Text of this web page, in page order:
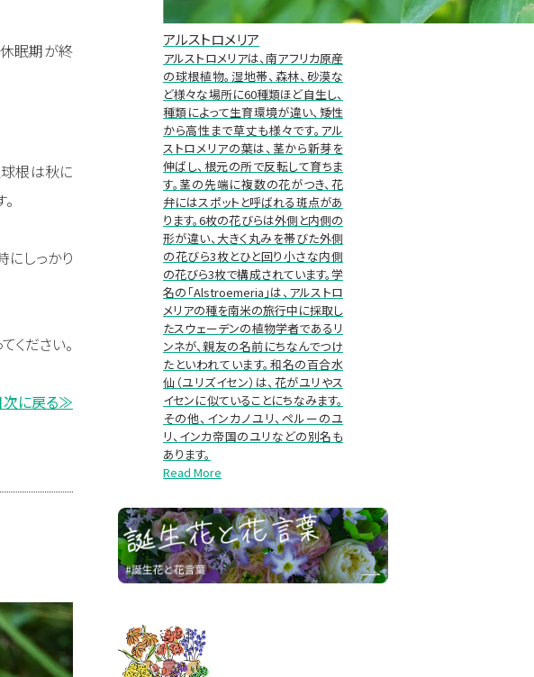
眠期が終
根は秋に
にしっかり
ください。
次に戻る≫
アルストロメリア
アルストロメリアは、南アフリカ原産
の球根植物。湿地帯、森林、砂漠な
ど様々な場所に60種類ほど自生し、
種類によって生育環境が違い、矮性
から高性まで草丈も様々です。アル
ストロメリアの葉は、茎から新芽を
伸ばし、根元の所で反転して育ちま
す。茎の先端に複数の花がつき、花
弁にはスポットと呼ばれる斑点があ
ります。6枚の花びらは外側と内側の
形が違い、大きく丸みを帯びた外側
の花びら3枚とひと回り小さな内側
の花びら3枚で構成されています。学
名の「Alstroemeria」は、アルストロ
メリアの種を南米の旅行中に採取し
たスウェーデンの植物学者であるリ
ンネが、親友の名前にちなんでつけ
たといわれています。和名の百合水
仙（ユリズイセン）は、花がユリやス
イセンに似ていることにちなみます。
その他、インカノユリ、ペルーのユ
リ、インカ帝国のユリなどの別名も
あります。
Read More